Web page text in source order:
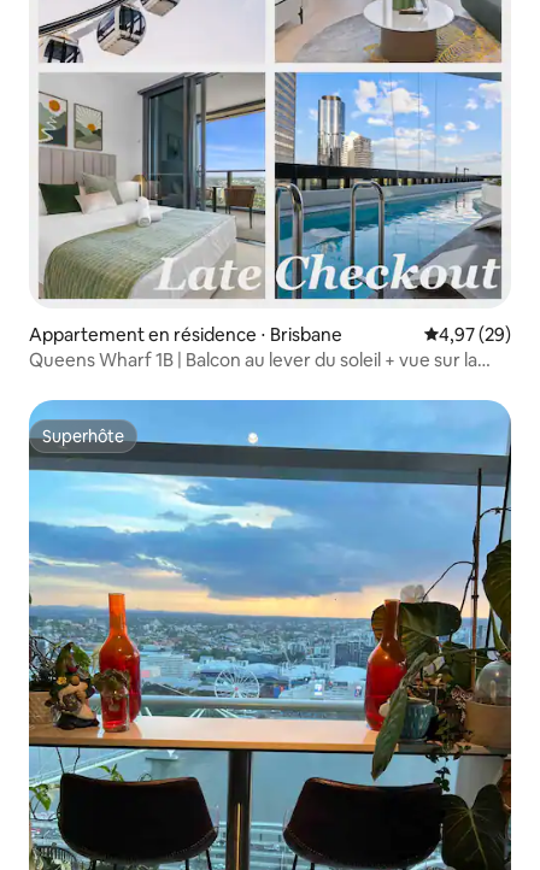
Appartement en résidence ⋅ Brisbane Évaluation
4,97 (29)
Queens Wharf 1B | Balcon au lever du soleil + vue sur la
Superhôte
Superhôte